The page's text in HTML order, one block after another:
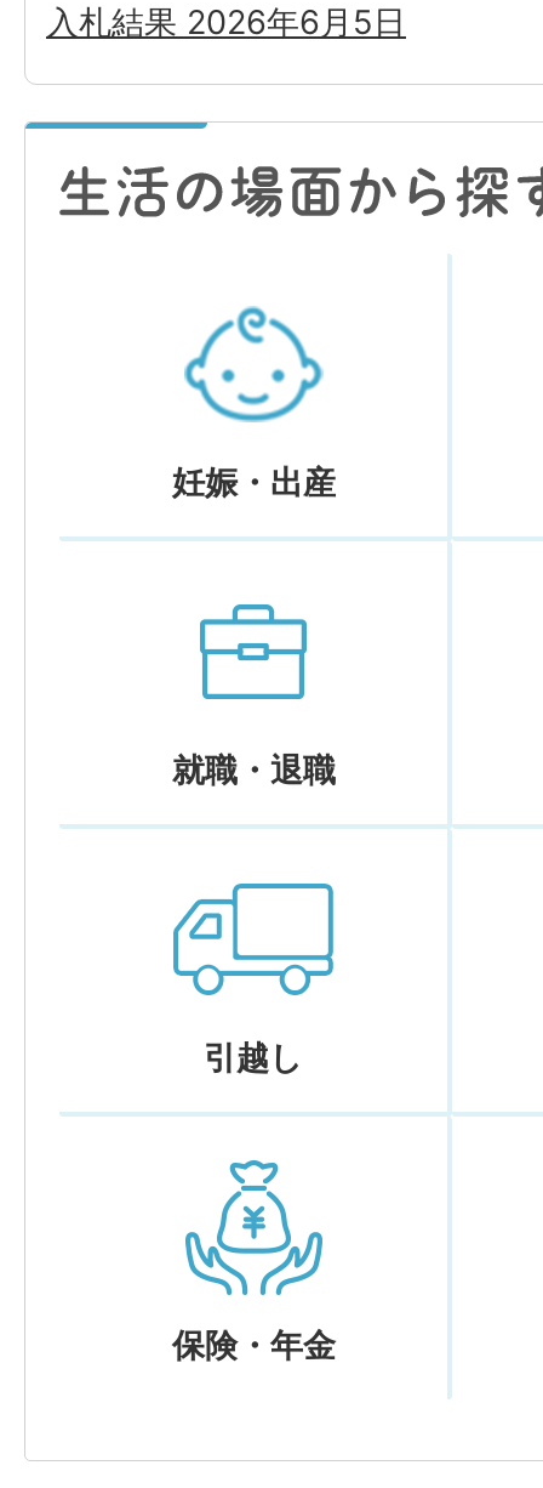
入札結果 2026年6月5日
妊娠・出産
就職・退職
引越し
保険・年金